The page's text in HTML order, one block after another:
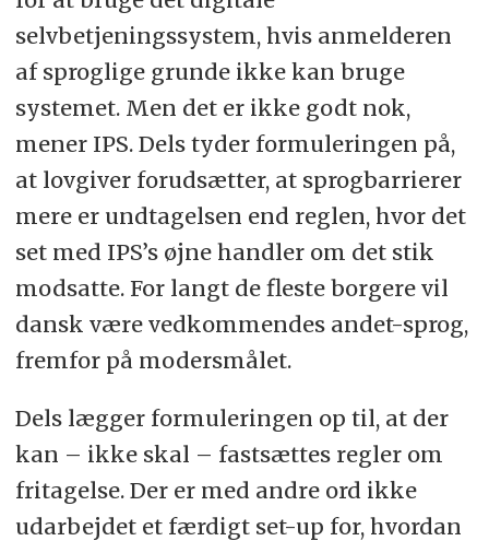
selvbetjeningssystem, hvis anmelderen
af sproglige grunde ikke kan bruge
systemet. Men det er ikke godt nok,
mener IPS. Dels tyder formuleringen på,
at lovgiver forudsætter, at sprogbarrierer
mere er undtagelsen end reglen, hvor det
set med IPS’s øjne handler om det stik
modsatte. For langt de fleste borgere vil
dansk være vedkommendes andet-sprog,
fremfor på modersmålet.
Dels lægger formuleringen op til, at der
kan – ikke skal – fastsættes regler om
fritagelse. Der er med andre ord ikke
udarbejdet et færdigt set-up for, hvordan